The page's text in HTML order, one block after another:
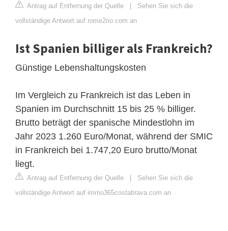
Antrag auf Entfernung der Quelle | Sehen Sie sich die
vollständige Antwort auf rome2rio.com an
Ist Spanien billiger als Frankreich?
Günstige Lebenshaltungskosten
Im Vergleich zu Frankreich ist das Leben in
Spanien im Durchschnitt 15 bis 25 % billiger.
Brutto beträgt der spanische Mindestlohn im
Jahr 2023 1.260 Euro/Monat, während der SMIC
in Frankreich bei 1.747,20 Euro brutto/Monat
liegt.
Antrag auf Entfernung der Quelle | Sehen Sie sich die
vollständige Antwort auf immo365costabrava.com an